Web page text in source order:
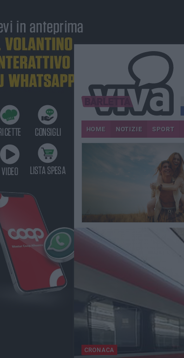
HOME NOTIZIE SPORT
CRONACA